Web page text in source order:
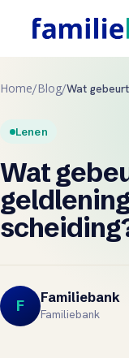
Home/Blog/
Lenen
Wat
F
Familiebank
Familiebank